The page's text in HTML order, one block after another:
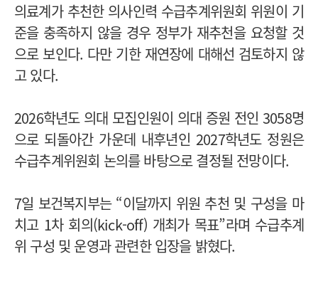
의료계가 추천한 의사인력 수급추계위원회 위원이 기
준을 충족하지 않을 경우 정부가 재추천을 요청할 것
으로 보인다. 다만 기한 재연장에 대해선 검토하지 않
고 있다.
2026학년도 의대 모집인원이 의대 증원 전인 3058명
으로 되돌아간 가운데 내후년인 2027학년도 정원은
수급추계위원회 논의를 바탕으로 결정될 전망이다.
7일 보건복지부는 “이달까지 위원 추천 및 구성을 마
치고 1차 회의(kick-off) 개최가 목표”라며 수급추계
위 구성 및 운영과 관련한 입장을 밝혔다.